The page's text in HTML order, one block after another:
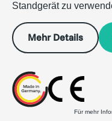
Standgerät zu
Mehr Details
Für mehr